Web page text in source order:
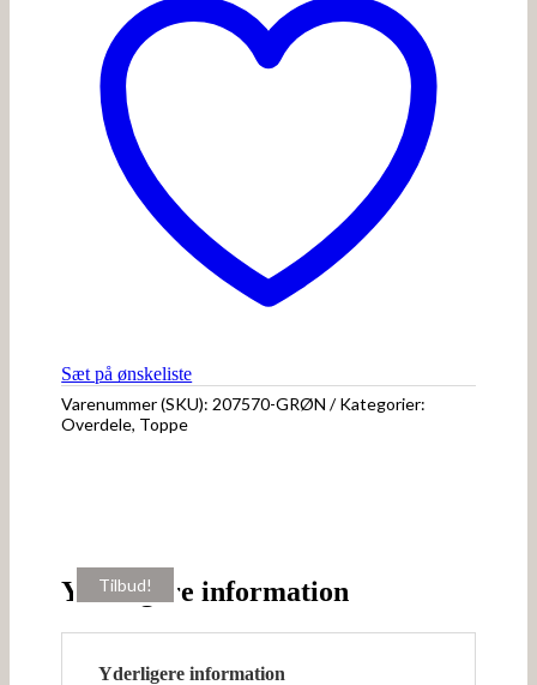
Sæt på ønskeliste
Varenummer (SKU): 207570-GRØN
Kategorier:
Overdele, Toppe
Yderligere information
Yderligere information
Tilbud!
Tilbud!